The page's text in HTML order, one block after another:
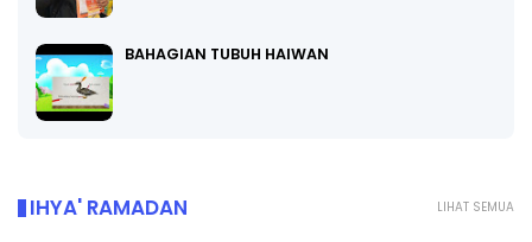
BAHAGIAN TUBUH HAIWAN
LIHAT SEMUA
IHYA' RAMADAN